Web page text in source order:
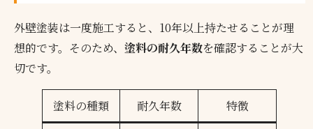
外壁塗装は一度施工すると、10年以上持たせることが理
想的です。そのため、塗料の耐久年数を確認することが大
切です。
塗料の種類 耐久年数 特徴